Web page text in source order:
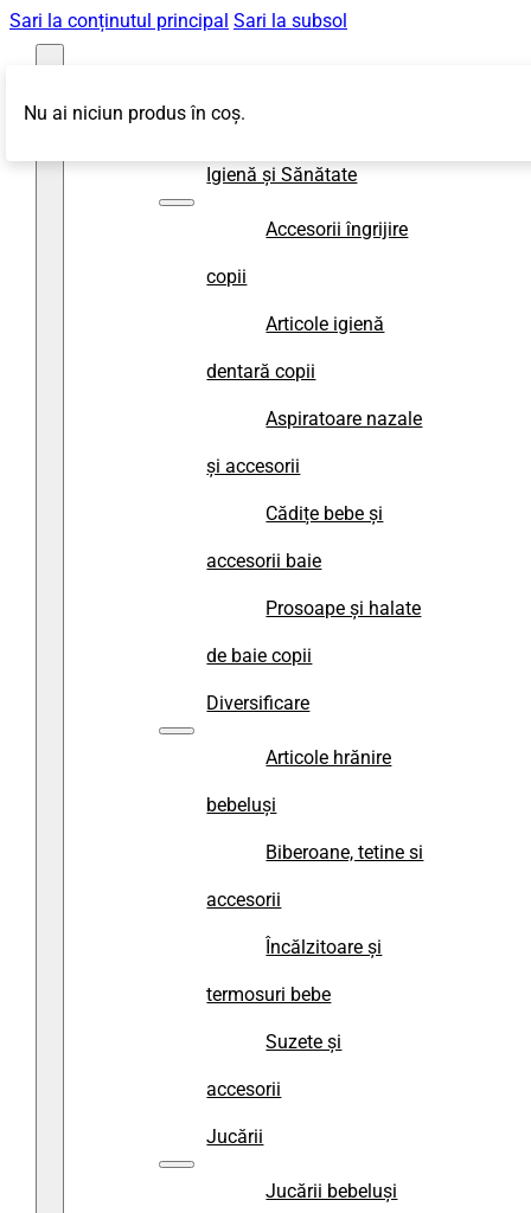
Sari la conținutul principal Sari la subsol
Igienă și Sănătate
Accesorii îngrijire
copii
Articole igienă
dentară copii
Aspiratoare nazale
și accesorii
Cădițe bebe și
accesorii baie
Prosoape și halate
de baie copii
Diversificare
Articole hrănire
bebeluși
Biberoane, tetine si
accesorii
Încălzitoare și
termosuri bebe
Suzete și
accesorii
Jucării
Jucării bebeluși
Nu ai niciun produs în coș.